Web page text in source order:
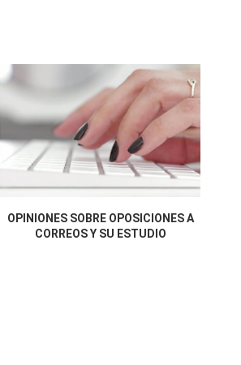
OPINIONES SOBRE OPOSICIONES A
CORREOS Y SU ESTUDIO